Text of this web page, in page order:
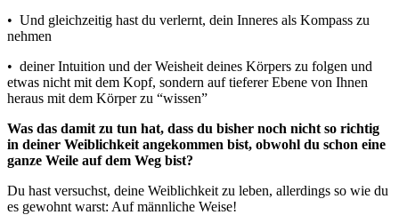
• Und gleichzeitig hast du verlernt, dein Inneres als Kompass zu
nehmen
• deiner Intuition und der Weisheit deines Körpers zu folgen und
etwas nicht mit dem Kopf, sondern auf tieferer Ebene von Ihnen
heraus mit dem Körper zu “wissen”
Was das damit zu tun hat, dass du bisher noch nicht so richtig
in deiner Weiblichkeit angekommen bist, obwohl du schon eine
ganze Weile auf dem Weg bist?
Du hast versuchst, deine Weiblichkeit zu leben, allerdings so wie du
es gewohnt warst: Auf männliche Weise!